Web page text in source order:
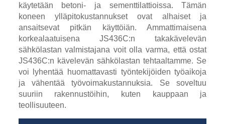
käytetään betoni- ja sementtilattioissa. Tämän
koneen ylläpitokustannukset ovat alhaiset ja
ansaitsevat pitkän käyttöiän. Ammattimaisena
korkealaatuisena JS436C:n takakävelevän
sähkölastan valmistajana voit olla varma, että ostat
JS436C:n kävelevän sähkölastan tehtaaltamme. Se
voi lyhentää huomattavasti työntekijöiden työaikoja
ja vähentää työvoimakustannuksia. Se soveltuu
suuriin rakennustöihin, kuten kauppaan ja
teollisuuteen.